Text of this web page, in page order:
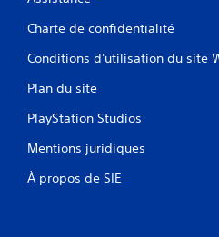
Charte de confidentialité
Conditions d'utilisation du site
Plan du site
PlayStation Studios
Mentions juridiques
À propos de SIE